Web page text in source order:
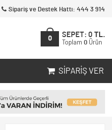
Sipariş ve Destek Hattı: 444 3 914
0
SEPET: 0 TL.
Toplam 0 Ürün
SIPARIŞ VER